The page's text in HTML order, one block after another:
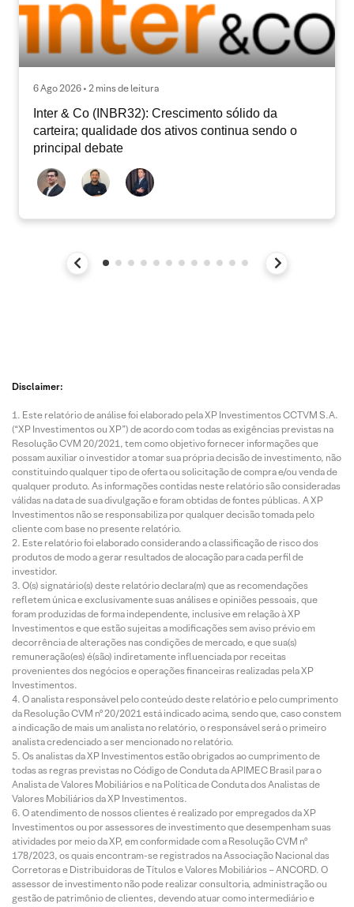
6 Ago 2026 • 2 mins de leitura
Inter & Co (INBR32): Crescimento sólido da
carteira; qualidade dos ativos continua sendo o
principal debate
Disclaimer:
Este relatório de análise foi elaborado pela XP Investimentos CCTVM S.A.
(“XP Investimentos ou XP”) de acordo com todas as exigências previstas na
Resolução CVM 20/2021, tem como objetivo fornecer informações que
possam auxiliar o investidor a tomar sua própria decisão de investimento, não
constituindo qualquer tipo de oferta ou solicitação de compra e/ou venda de
qualquer produto. As informações contidas neste relatório são consideradas
válidas na data de sua divulgação e foram obtidas de fontes públicas. A XP
Investimentos não se responsabiliza por qualquer decisão tomada pelo
cliente com base no presente relatório.
Este relatório foi elaborado considerando a classificação de risco dos
produtos de modo a gerar resultados de alocação para cada perfil de
investidor.
O(s) signatário(s) deste relatório declara(m) que as recomendações
refletem única e exclusivamente suas análises e opiniões pessoais, que
foram produzidas de forma independente, inclusive em relação à XP
Investimentos e que estão sujeitas a modificações sem aviso prévio em
decorrência de alterações nas condições de mercado, e que sua(s)
remuneração(es) é(são) indiretamente influenciada por receitas
provenientes dos negócios e operações financeiras realizadas pela XP
Investimentos.
O analista responsável pelo conteúdo deste relatório e pelo cumprimento
da Resolução CVM nº 20/2021 está indicado acima, sendo que, caso constem
a indicação de mais um analista no relatório, o responsável será o primeiro
analista credenciado a ser mencionado no relatório.
Os analistas da XP Investimentos estão obrigados ao cumprimento de
todas as regras previstas no Código de Conduta da APIMEC Brasil para o
Analista de Valores Mobiliários e na Política de Conduta dos Analistas de
Valores Mobiliários da XP Investimentos.
O atendimento de nossos clientes é realizado por empregados da XP
Investimentos ou por assessores de investimento que desempenham suas
atividades por meio da XP, em conformidade com a Resolução CVM nº
178/2023, os quais encontram-se registrados na Associação Nacional das
Corretoras e Distribuidoras de Títulos e Valores Mobiliários – ANCORD. O
assessor de investimento não pode realizar consultoria, administração ou
gestão de patrimônio de clientes, devendo atuar como intermediário e